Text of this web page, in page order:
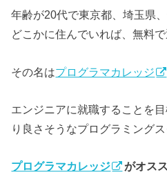
年齢が20代で東京都、埼玉県
どこかに住んでいれば、無料
その名はプログラマカレッジ
エンジニアに就職することを
り良さそうなプログラミング
プログラマカレッジ がオス